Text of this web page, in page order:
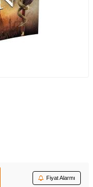
Fiyat Alarmı